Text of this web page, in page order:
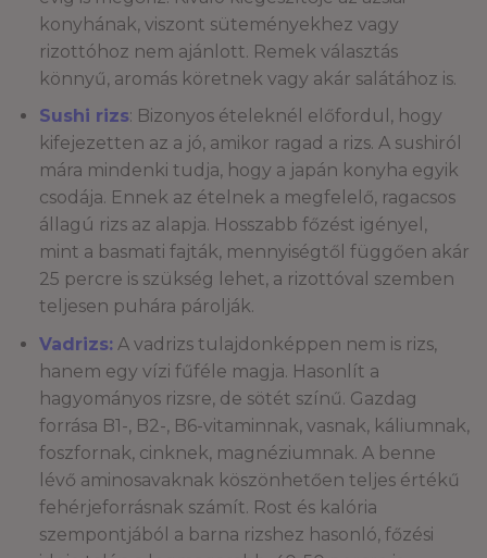
konyhának, viszont süteményekhez vagy
rizottóhoz nem ajánlott. Remek választás
könnyű, aromás köretnek vagy akár salátához is.
Sushi rizs: Bizonyos ételeknél előfordul, hogy
kifejezetten az a jó, amikor ragad a rizs. A sushiról
mára mindenki tudja, hogy a japán konyha egyik
csodája. Ennek az ételnek a megfelelő, ragacsos
állagú rizs az alapja. Hosszabb főzést igényel,
mint a basmati fajták, mennyiségtől függően akár
25 percre is szükség lehet, a rizottóval szemben
teljesen puhára párolják.
Vadrizs:A vadrizs tulajdonképpen nem is rizs,
hanem egy vízi fűféle magja. Hasonlít a
hagyományos rizsre, de sötét színű. Gazdag
forrása B1-, B2-, B6-vitaminnak, vasnak, káliumnak,
foszfornak, cinknek, magnéziumnak. A benne
lévő aminosavaknak köszönhetően teljes értékű
fehérjeforrásnak számít. Rost és kalória
szempontjából a barna rizshez hasonló, főzési